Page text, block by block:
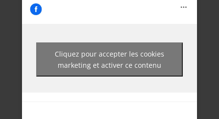
Cliquez pour accepter les cookies
marketing et activer ce contenu